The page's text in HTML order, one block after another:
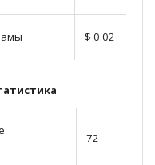
$ 0.02
72